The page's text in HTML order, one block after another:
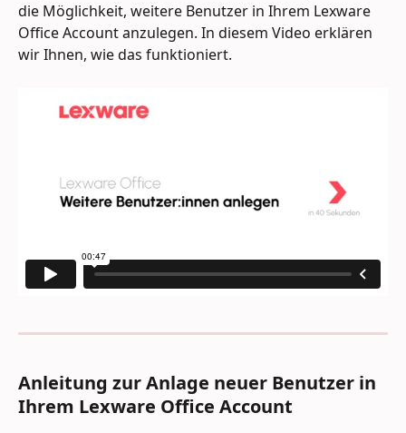
die Möglichkeit, weitere Benutzer in Ihrem Lexware
Office Account anzulegen. In diesem Video erklären
wir Ihnen, wie das funktioniert.
Anleitung zur Anlage neuer Benutzer in
Ihrem Lexware Office Account